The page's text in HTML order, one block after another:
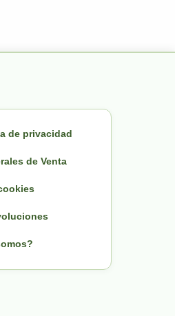
de privacidad
de Venta